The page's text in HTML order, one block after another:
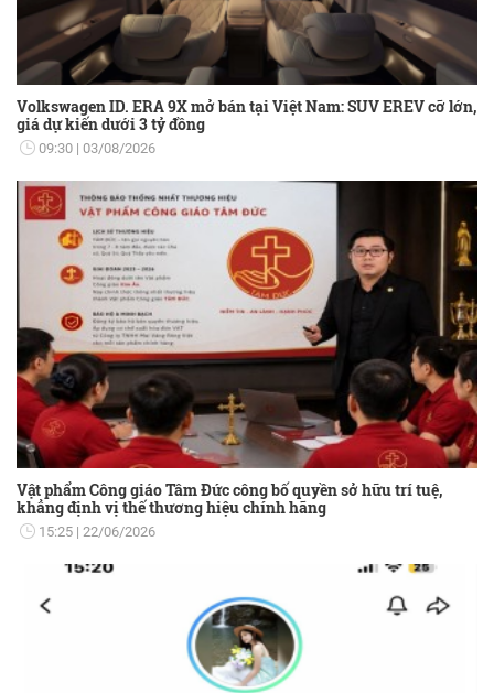
Volkswagen ID. ERA 9X mở bán tại Việt Nam: SUV EREV cỡ lớn,
giá dự kiến dưới 3 tỷ đồng
09:30 03/08/2026
Vật phẩm Công giáo Tâm Đức công bố quyền sở hữu trí tuệ,
khẳng định vị thế thương hiệu chính hãng
15:25 22/06/2026